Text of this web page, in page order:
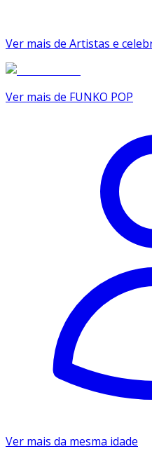
Ver mais de Artistas e
Ver mais de FUNKO POP
Ver mais da mesma idade